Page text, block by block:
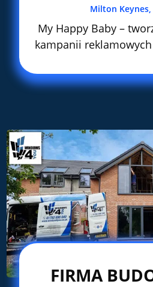
Milton Keynes,
My Happy Baby –
kampanii
FIRMA